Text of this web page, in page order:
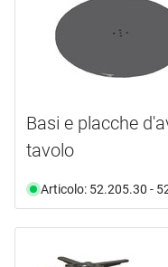
Basi e placche
tavolo
Articolo: 52.205.30 -